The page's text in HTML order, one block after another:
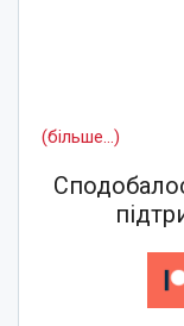
(більше…)